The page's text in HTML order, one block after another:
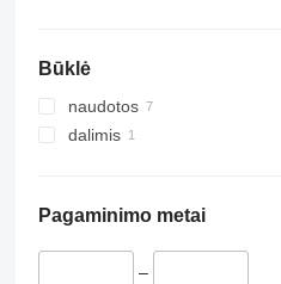
7000
7200
7350
Būklė
naudotos
dalimis
Pagaminimo metai
–